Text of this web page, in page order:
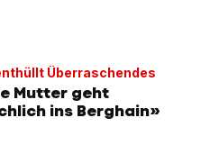
Überraschendes
Mutter geht
ins Berghain»